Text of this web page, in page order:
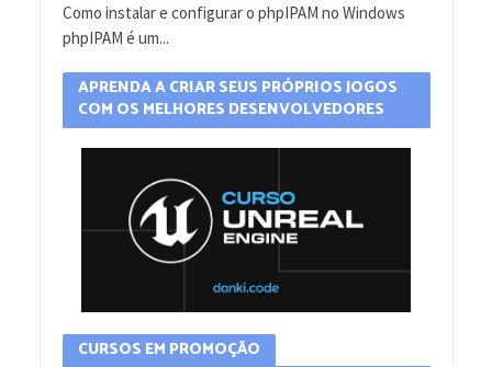
Como instalar e configurar o phpIPAM no Windows
phpIPAM é um...
APRENDA A CRIAR SEUS PRÓPRIOS JOGOS
COM OS MELHORES DESENVOLVEDORES
CURSOS EM PROMOÇÃO